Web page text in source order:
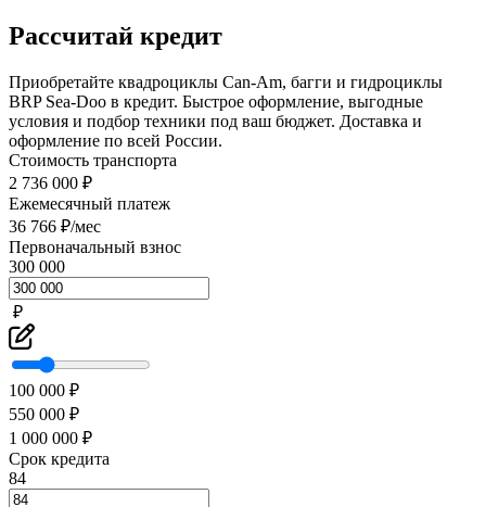
Рассчитай кредит
Приобретайте квадроциклы Can-Am, багги и гидроциклы
BRP Sea-Doo в кредит. Быстрое оформление, выгодные
условия и подбор техники под ваш бюджет. Доставка и
оформление по всей России.
Стоимость транспорта
2 736 000 ₽
Ежемесячный платеж
36 766 ₽/мес
Первоначальный взнос
300 000
₽
100 000 ₽
550 000 ₽
1 000 000 ₽
Срок кредита
84